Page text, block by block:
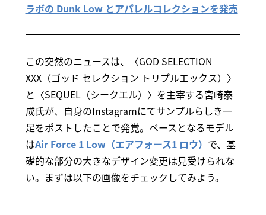
ラボの Dunk Low とアパレルコレクションを発売
この突然のニュースは、〈GOD SELECTION
XXX（ゴッド セレクション トリプルエックス）〉
と〈SEQUEL（シークエル）〉を主宰する宮崎泰
成氏が、自身のInstagramにてサンプルらしき一
足をポストしたことで発覚。ベースとなるモデル
はAir Force 1 Low（エアフォース1 ロウ） で、基
礎的な部分の大きなデザイン変更は見受けられな
い。まずは以下の画像をチェックしてみよう。